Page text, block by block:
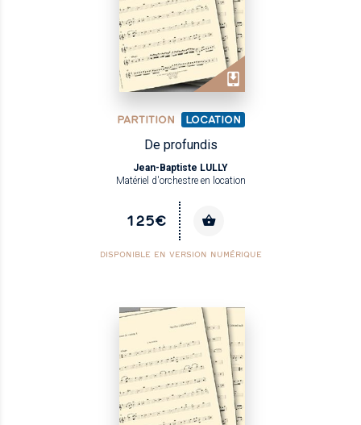
PARTITION LOCATION
De profundis
Jean-Baptiste LULLY
Matériel d'orchestre en location
125€
DISPONIBLE EN VERSION NUMÉRIQUE